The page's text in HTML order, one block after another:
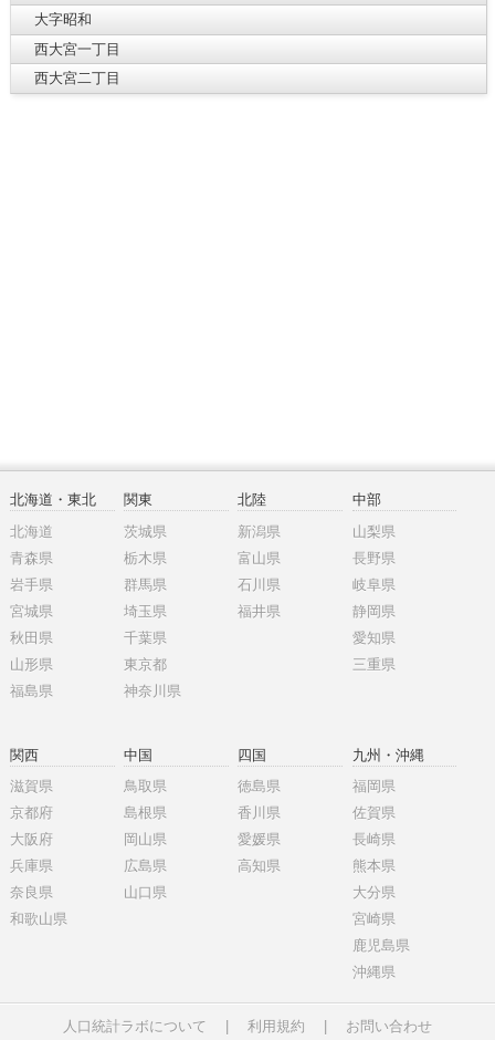
大字昭和
西大宮一丁目
西大宮二丁目
北海道・東北
北海道
青森県
岩手県
宮城県
秋田県
山形県
福島県
関東
茨城県
栃木県
群馬県
埼玉県
千葉県
東京都
神奈川県
北陸
新潟県
富山県
石川県
福井県
中部
山梨県
長野県
岐阜県
静岡県
愛知県
三重県
関西
滋賀県
京都府
大阪府
兵庫県
奈良県
和歌山県
中国
鳥取県
島根県
岡山県
広島県
山口県
四国
徳島県
香川県
愛媛県
高知県
九州・沖縄
福岡県
佐賀県
長崎県
熊本県
大分県
宮崎県
鹿児島県
沖縄県
人口統計ラボについて 利用規約 お問い合わせ